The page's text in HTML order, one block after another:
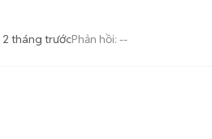
tháng trướcPhản hồi: --